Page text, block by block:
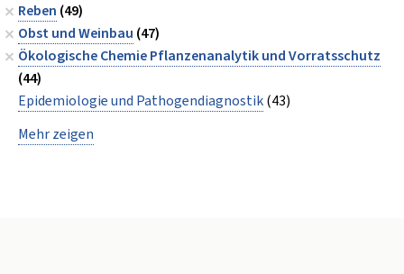
Reben (49)
Obst und Weinbau (47)
Ökologische Chemie Pflanzenanalytik und Vorratsschutz
(44)
Epidemiologie und Pathogendiagnostik(43)
Mehr zeigen